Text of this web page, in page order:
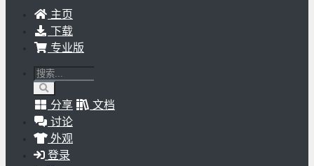
主页
下载
专业版
分享
文档
讨论
外观
登录